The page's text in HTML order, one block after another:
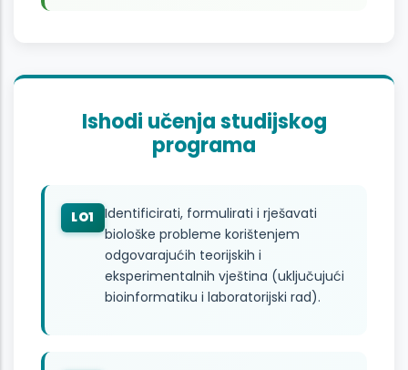
Ishodi učenja studijskog
programa
LO1
Identificirati, formulirati i rješavati
biološke probleme korištenjem
odgovarajućih teorijskih i
eksperimentalnih vještina (uključujući
bioinformatiku i laboratorijski rad).